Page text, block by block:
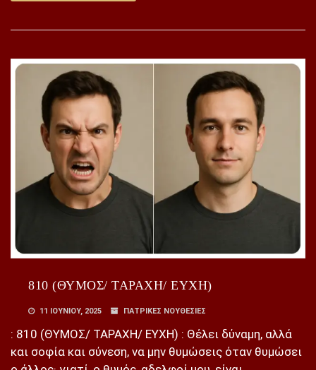
810 (ΘΥΜΟΣ/ ΤΑΡΑΧΗ/ ΕΥΧΗ)
11 ΙΟΥΝΊΟΥ, 2025 ΠΑΤΡΙΚΕΣ ΝΟΥΘΕΣΙΕΣ
: 810 (ΘΥΜΟΣ/ ΤΑΡΑΧΗ/ ΕΥΧΗ) : Θέλει δύναμη, αλλά
και σοφία και σύνεση, να μην θυμώσεις όταν θυμώσει